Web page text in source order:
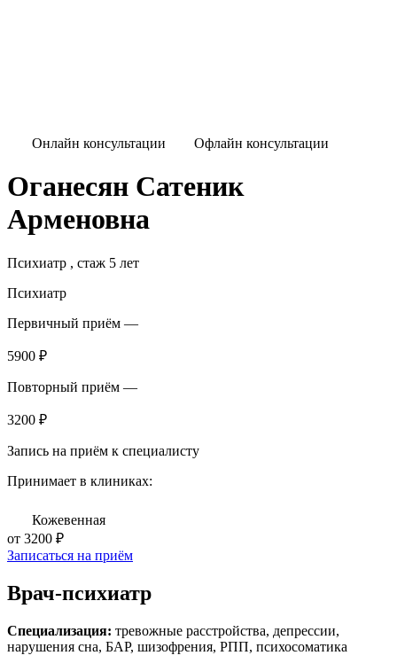
Онлайн консультации Офлайн консультации
Оганесян Сатеник
Арменовна
Психиатр , стаж 5 лет
Психиатр
Первичный приём —
5900 ₽
Повторный приём —
3200 ₽
Запись на приём к специалисту
Принимает в клиниках:
Кожевенная
от 3200 ₽
Записаться на приём
Врач-психиатр
Специализация: тревожные расстройства, депрессии,
нарушения сна, БАР, шизофрения, РПП, психосоматика